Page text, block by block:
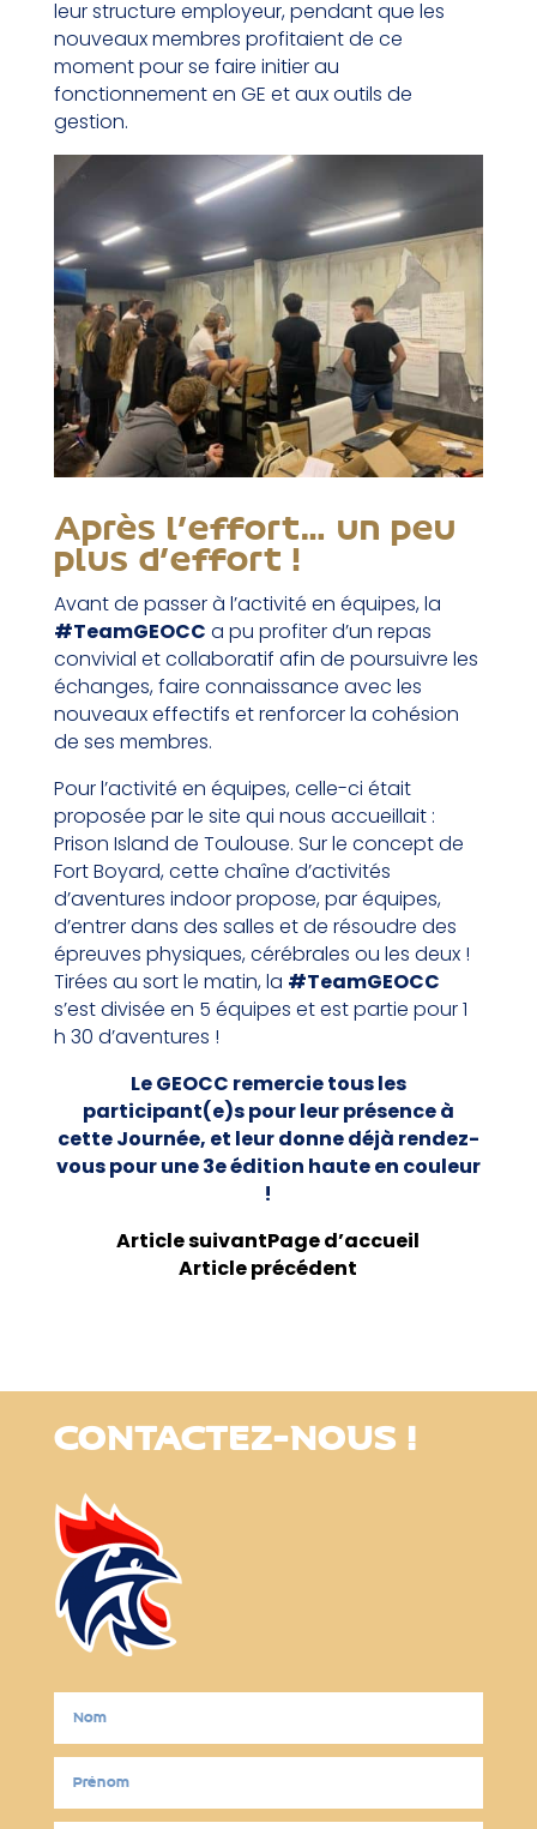
leur structure employeur, pendant que les
nouveaux membres profitaient de ce
moment pour se faire initier au
fonctionnement en GE et aux outils de
gestion.
Après l’effort… un peu
plus d’effort !
Avant de passer à l’activité en équipes, la
#TeamGEOCC a pu profiter d’un repas
convivial et collaboratif afin de poursuivre les
échanges, faire connaissance avec les
nouveaux effectifs et renforcer la cohésion
de ses membres.
Pour l’activité en équipes, celle-ci était
proposée par le site qui nous accueillait :
Prison Island de Toulouse. Sur le concept de
Fort Boyard, cette chaîne d’activités
d’aventures indoor propose, par équipes,
d’entrer dans des salles et de résoudre des
épreuves physiques, cérébrales ou les deux !
Tirées au sort le matin, la #TeamGEOCC
s’est divisée en 5 équipes et est partie pour 1
h 30 d’aventures !
Le GEOCC remercie tous les
participant(e)s pour leur présence à
cette Journée, et leur donne déjà rendez-
vous pour une 3e édition haute en couleur
!
Article suivantPage d’accueil
Article précédent
CONTACTEZ-NOUS !